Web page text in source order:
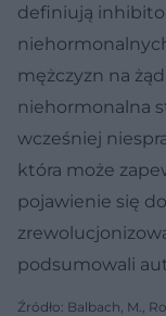
definiują
mężczyzn na
niehormonalna
wcześniej
która może
pojawienie się
podsumowali
Źródło: Balbach, M.,